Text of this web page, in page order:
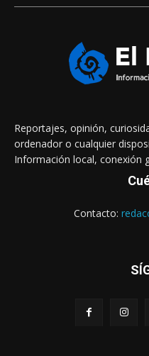
Reportajes, opinión,
ordenador o cualquier
Información local, conexión
Contacto: